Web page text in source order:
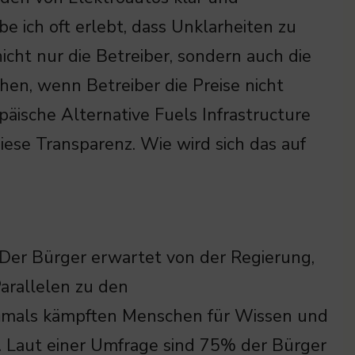
ich oft erlebt, dass Unklarheiten zu
nur die Betreiber, sondern auch die
wenn Betreiber die Preise nicht
Alternative Fuels Infrastructure
Transparenz. Wie wird sich das auf
Bürger erwartet von der Regierung,
zu den
kämpften Menschen für Wissen und
einer Umfrage sind 75% der Bürger